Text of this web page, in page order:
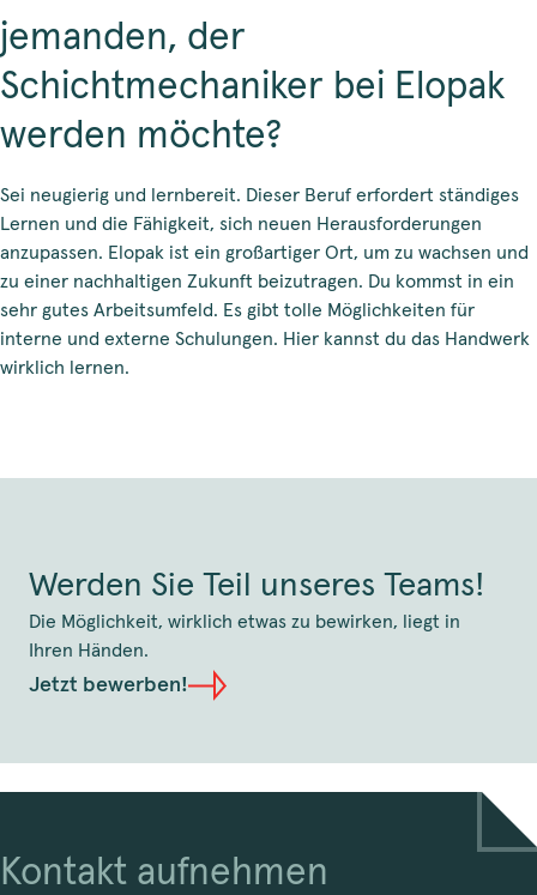
jemanden, der
Schichtmechaniker bei Elopak
werden möchte?
Sei neugierig und lernbereit. Dieser Beruf erfordert ständiges
Lernen und die Fähigkeit, sich neuen Herausforderungen
anzupassen. Elopak ist ein großartiger Ort, um zu wachsen und
zu einer nachhaltigen Zukunft beizutragen. Du kommst in ein
sehr gutes Arbeitsumfeld. Es gibt tolle Möglichkeiten für
interne und externe Schulungen. Hier kannst du das Handwerk
wirklich lernen.
Werden Sie Teil unseres Teams!
Die Möglichkeit, wirklich etwas zu bewirken, liegt in
Ihren Händen.
Jetzt bewerben!
Kontakt aufnehmen